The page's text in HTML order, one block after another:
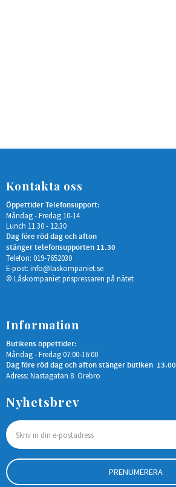
Kontakta oss
Öppettider Telefonsupport:
Måndag - Fredag 10-14
Lunch 11.30 - 12.30
Dag före röd dag och afton
stänger telefonsupporten 11.30
Telefon: 019-7652030
E-post: info@laskompaniet.se
© Låskompaniet prispressaren på nätet
Information
Butikens öppettider:
Måndag - Fredag 07:00-16:00
Dag före röd dag och afton stänger butiken 13.00
Adress: Nastagatan 8 Örebro
Nyhetsbrev
PRENUMERERA